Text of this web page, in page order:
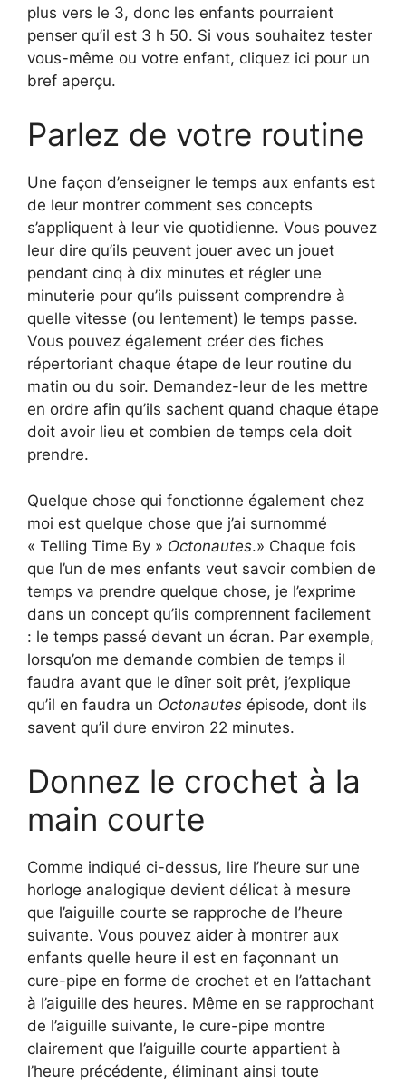
plus vers le 3, donc les enfants pourraient
penser qu’il est 3 h 50. Si vous souhaitez tester
vous-même ou votre enfant, cliquez ici pour un
bref aperçu.
Parlez de votre routine
Une façon d’enseigner le temps aux enfants est
de leur montrer comment ses concepts
s’appliquent à leur vie quotidienne. Vous pouvez
leur dire qu’ils peuvent jouer avec un jouet
pendant cinq à dix minutes et régler une
minuterie pour qu’ils puissent comprendre à
quelle vitesse (ou lentement) le temps passe.
Vous pouvez également créer des fiches
répertoriant chaque étape de leur routine du
matin ou du soir. Demandez-leur de les mettre
en ordre afin qu’ils sachent quand chaque étape
doit avoir lieu et combien de temps cela doit
prendre.
Quelque chose qui fonctionne également chez
moi est quelque chose que j’ai surnommé
« Telling Time By » Octonautes.» Chaque fois
que l’un de mes enfants veut savoir combien de
temps va prendre quelque chose, je l’exprime
dans un concept qu’ils comprennent facilement
: le temps passé devant un écran. Par exemple,
lorsqu’on me demande combien de temps il
faudra avant que le dîner soit prêt, j’explique
qu’il en faudra un Octonautes épisode, dont ils
savent qu’il dure environ 22 minutes.
Donnez le crochet à la
main courte
Comme indiqué ci-dessus, lire l’heure sur une
horloge analogique devient délicat à mesure
que l’aiguille courte se rapproche de l’heure
suivante. Vous pouvez aider à montrer aux
enfants quelle heure il est en façonnant un
cure-pipe en forme de crochet et en l’attachant
à l’aiguille des heures. Même en se rapprochant
de l’aiguille suivante, le cure-pipe montre
clairement que l’aiguille courte appartient à
l’heure précédente, éliminant ainsi toute